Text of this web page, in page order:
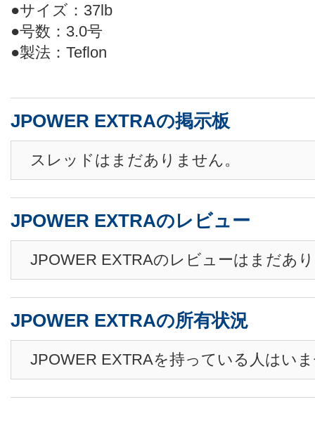
●サイズ：37lb
●号数：3.0号
●製法：Teflon
JPOWER EXTRAの掲示板
スレッドはまだありません。
JPOWER EXTRAのレビュー
JPOWER EXTRAのレビューはまだあ
JPOWER EXTRAの所有状況
JPOWER EXTRAを持っている人はい